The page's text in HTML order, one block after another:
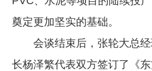
奠定更加坚实的基础。
会谈结束后，张轮大总经
长杨泽繁代表双方签订了《